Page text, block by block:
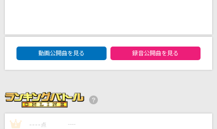
[生音]ギターと孤独と蒼い惑星
B'z
地上の星
DAM★ともボーカルエントリーランキング
動画公開曲を見る
録音公開曲を見る
1 ---- 点 ----